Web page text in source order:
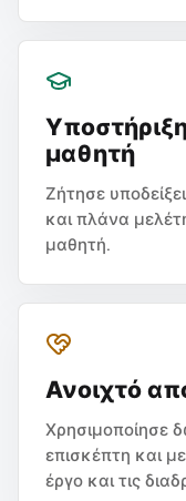
μαθητή
Ζήτησε
και πλάνα
μαθητή.
Ανοιχτό
Χρησιμοποίησε
επισκέπτη και
έργο και τις